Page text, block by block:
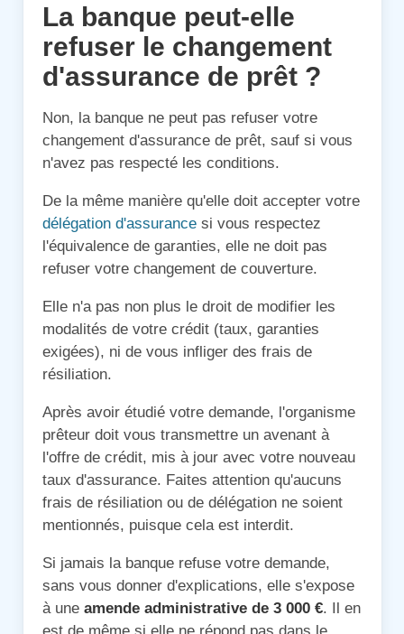
La banque peut-elle
refuser le changement
d'assurance de prêt ?
Non, la banque ne peut pas refuser votre
changement d'assurance de prêt, sauf si vous
n'avez pas respecté les conditions.
De la même manière qu'elle doit accepter votre
délégation d'assurancesi vous respectez
l'équivalence de garanties, elle ne doit pas
refuser votre changement de couverture.
Elle n'a pas non plus le droit de modifier les
modalités de votre crédit (taux, garanties
exigées), ni de vous infliger des frais de
résiliation.
Après avoir étudié votre demande, l'organisme
prêteur doit vous transmettre un avenant à
l'offre de crédit, mis à jour avec votre nouveau
taux d'assurance. Faites attention qu'aucuns
frais de résiliation ou de délégation ne soient
mentionnés, puisque cela est interdit.
Si jamais la banque refuse votre demande,
sans vous donner d'explications, elle s'expose
à une amende administrative de 3 000 €. Il en
est de même si elle ne répond pas dans le